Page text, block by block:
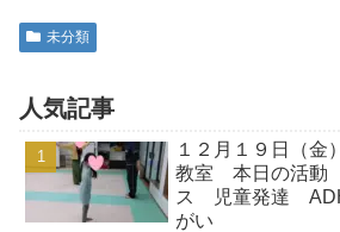
未分類
人気記事
１２月１９日（金
教室 本日の活動
ス 児童発達
がい